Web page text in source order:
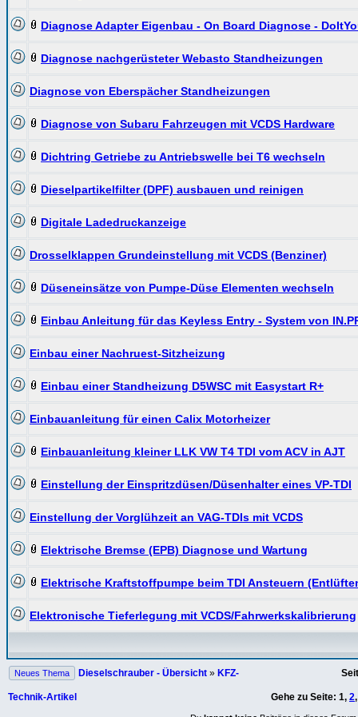
Diagnose Adapter Eigenbau - On Board Diagnose -
Diagnose nachgerüsteter Webasto Standheizungen
Diagnose von Eberspächer Standheizungen
Diagnose von Subaru Fahrzeugen mit VCDS Hardware
Dichtring Getriebe zu Antriebswelle bei T6 wechseln
Dieselpartikelfilter (DPF) ausbauen und reinigen
Digitale Ladedruckanzeige
Drosselklappen Grundeinstellung mit VCDS (Benziner)
Düseneinsätze von Pumpe-Düse Elementen wechseln
Einbau Anleitung für das Keyless Entry - System von
Einbau einer Nachruest-Sitzheizung
Einbau einer Standheizung D5WSC mit Easystart R+
Einbauanleitung für einen Calix Motorheizer
Einbauanleitung kleiner LLK VW T4 TDI vom ACV in AJT
Einstellung der Einspritzdüsen/Düsenhalter eines VP-TDI
Einstellung der Vorglühzeit an VAG-TDIs mit VCDS
Elektrische Bremse (EPB) Diagnose und Wartung
Elektrische Kraftstoffpumpe beim TDI Ansteuern
Elektronische Tieferlegung mit VCDS/Fahrwerkskalibrierung
Neues Thema Dieselschrauber - Übersicht » KFZ-
Technik-Artikel Gehe zu Seite: 1, 2